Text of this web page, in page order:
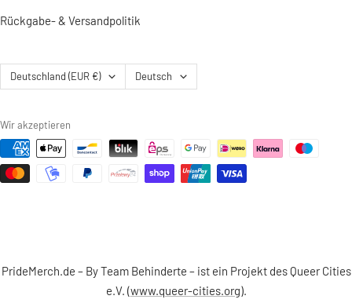
Rückgabe- & Versandpolitik
Land/Region
Deutschland (EUR €) Sprache
Deutsch
Wir akzeptieren
PrideMerch.de – By Team Behinderte – ist ein Projekt des Queer Cities
e.V. (www.queer-cities.org).